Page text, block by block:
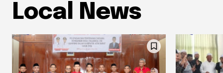
Local News